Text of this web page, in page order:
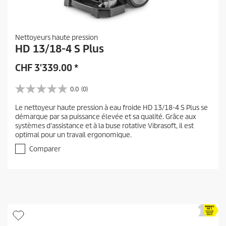
Nettoyeurs haute pression
HD 13/18-4 S Plus
CHF 3'339.00*
0.0 (0)
0
0
s
u
r
é
s
.
Le nettoyeur haute pression à eau froide HD 13/18-4 S Plus se
démarque par sa puissance élevée et sa qualité. Grâce aux
systèmes d'assistance et à la buse rotative Vibrasoft, il est
optimal pour un travail ergonomique.
Comparer